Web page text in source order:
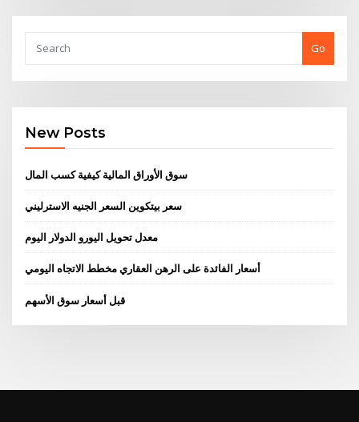
Go
New Posts
سوق الأوراق المالية كيفية كسب المال
سعر بيتكوين السعر الجنيه الاسترليني
معدل تحويل اليورو الدولار اليوم
أسعار الفائدة على الرهن العقاري مخطط الاتجاه اليومي
قبل أسعار سوق الأسهم